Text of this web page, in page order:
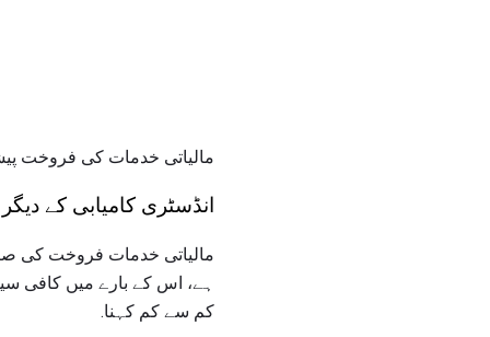
مالیاتی خدمات کی فروخت
انڈسٹری کامیابی کے
مالیاتی خدمات فروخت کی
ہے، اس کے بارے میں کافی
کم سے کم کہنا.